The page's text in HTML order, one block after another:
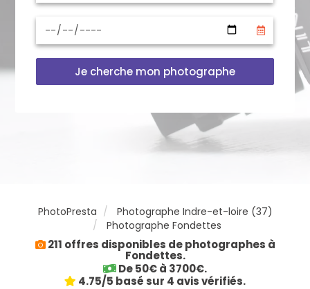
Je cherche mon photographe
PhotoPresta
Photographe Indre-et-loire (37)
Photographe Fondettes
211 offres disponibles de photographes à
Fondettes.
De 50€ à 3700€.
4.75/5 basé sur 4 avis vérifiés.